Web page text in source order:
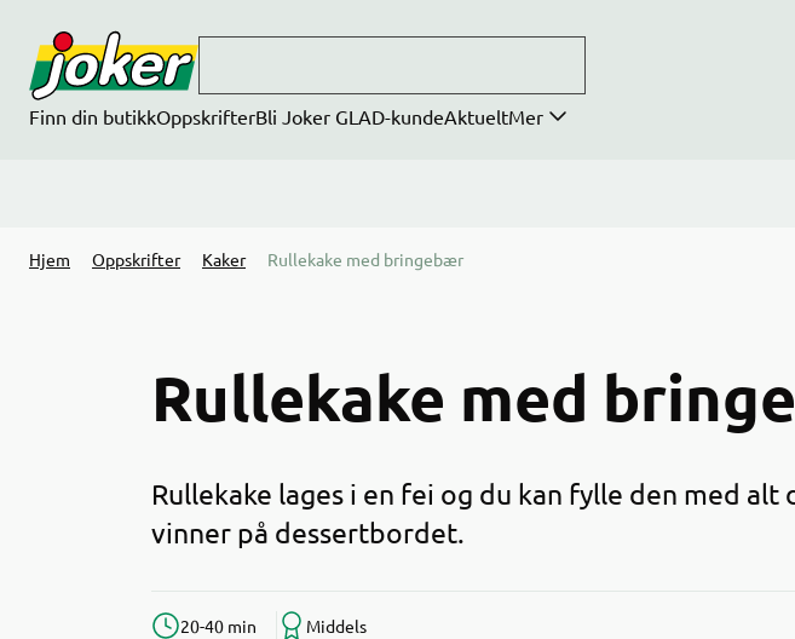
Finn din butikkOppskrifterBli Joker GLAD-kundeAktueltMer
Hjem Oppskrifter Kaker Rullekake med bringebær
Rullekake med
Rullekake lages i en fei og du kan fylle den med alt
vinner på dessertbordet.
20-40 min Middels